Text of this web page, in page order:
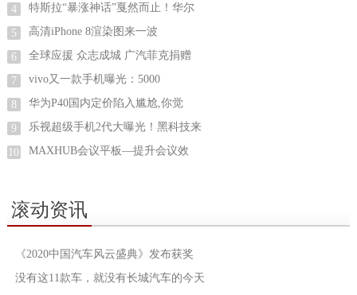
4 特斯拉“暴涨神话”戛然而止！华尔
5 高清iPhone 8渲染图来一波
6 全球应援 众志成城 广汽菲克捐赠
7 vivo又一款手机曝光：5000
8 华为P40国内定价陷入尴尬,你觉
9 乐视超级手机2代大曝光！黑科技来
10 MAXHUB会议平板—提升会议效
滚动资讯
《2020中国汽车风云盛典》发布获奖
没有这11款车，就没有长城汽车的今天